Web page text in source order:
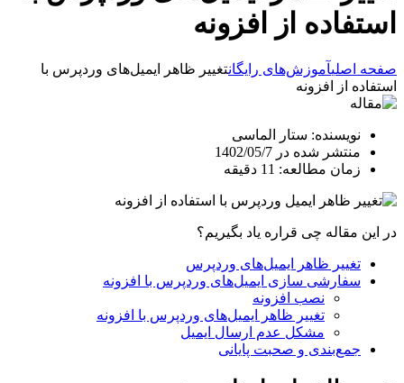
استفاده از افزونه
صفحه اصلیآموزش‌های رایگانتغییر ظاهر ایمیل‌های وردپرس با
استفاده از افزونه
نویسنده: ستار الماسی
منتشر شده در 1402/05/7
زمان مطالعه: 11 دقیقه
در این مقاله چی قراره یاد بگیریم؟
تغییر ظاهر ایمیل‌های وردپرس
سفارشی سازی ایمیل‌های وردپرس با افزونه
نصب افزونه
تغییر ظاهر ایمیل‌های وردپرس با افزونه
مشکل عدم ارسال ایمیل
جمع‌بندی و صحبت پایانی